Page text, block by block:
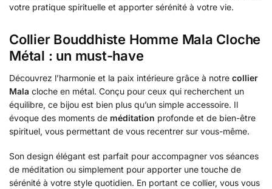
votre pratique spirituelle et apporter sérénité à votre vie.
Collier Bouddhiste Homme Mala Cloche
Métal : un must-have
Découvrez l’harmonie et la paix intérieure grâce à notre collier
Mala cloche en métal. Conçu pour ceux qui recherchent un
équilibre, ce bijou est bien plus qu’un simple accessoire. Il
évoque des moments de méditation profonde et de bien-être
spirituel, vous permettant de vous recentrer sur vous-même.
Son design élégant est parfait pour accompagner vos séances
de méditation ou simplement pour apporter une touche de
sérénité à votre style quotidien. En portant ce collier, vous vous